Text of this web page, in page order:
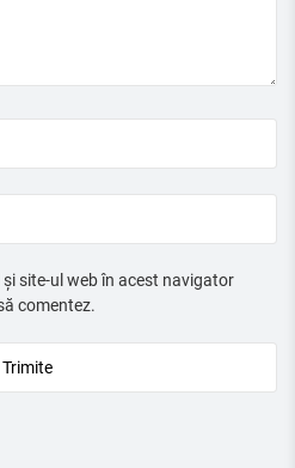
site-ul web în acest navigator
comentez.